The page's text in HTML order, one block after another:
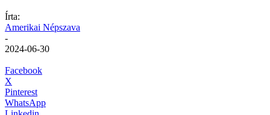
Írta:
Amerikai Népszava
-
2024-06-30
Facebook
X
Pinterest
WhatsApp